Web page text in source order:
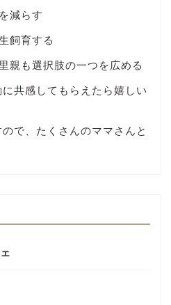
減らす
飼育する
親も選択肢の一つを広める
共感してもらえたら嬉しい
で、たくさんのママさんと